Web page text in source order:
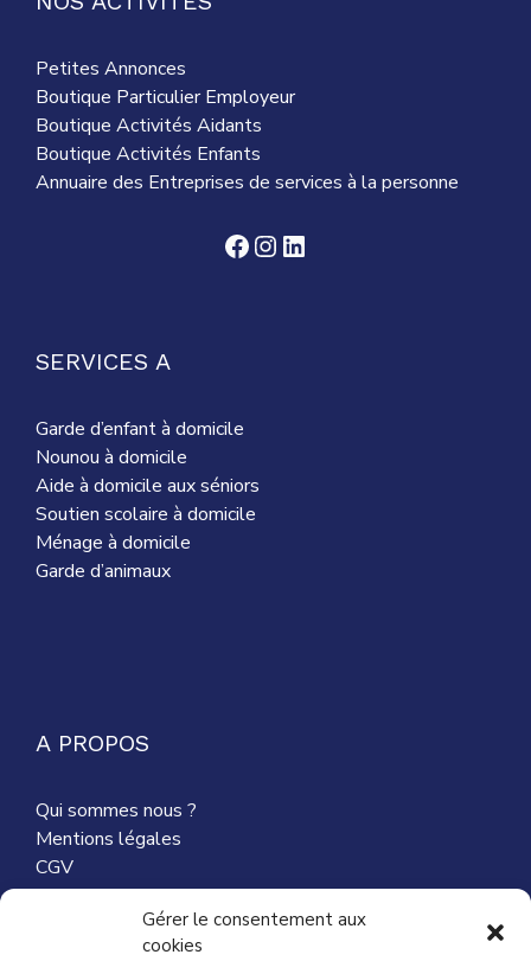
Gérer le consentement aux
cookies
Petites Annonces
Boutique Particulier Employeur
Boutique Activités Aidants
Boutique Activités Enfants
Annuaire des Entreprises de services à la personne
Facebook
Instagram
LinkedIn
SERVICES A
Garde d’enfant à domicile
Nounou à domicile
Aide à domicile aux séniors
Soutien scolaire à domicile
Ménage à domicile
Garde d’animaux
A PROPOS
Qui sommes nous ?
Mentions légales
CGV
Nous contacter